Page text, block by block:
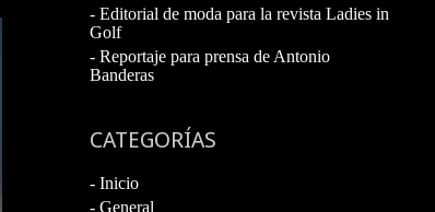
- Editorial de moda para la revista Ladies in
Golf
- Reportaje para prensa de Antonio
Banderas
CATEGORÍAS
- Inicio
- General